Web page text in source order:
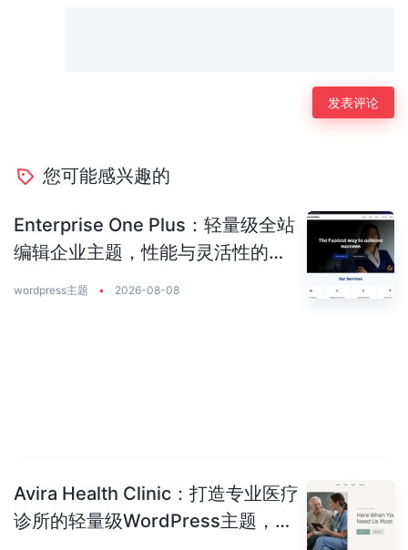
您可能感兴趣的
Enterprise One Plus：轻量级全站
编辑企业主题，性能与灵活性的完
wordpress主题 • 2026-08-08
Avira Health Clinic：打造专业医疗
诊所的轻量级WordPress主题，让